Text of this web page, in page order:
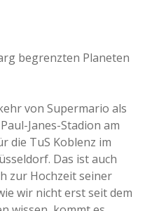
begrenzten Planeten
von Supermario als
Janes-Stadion am
die TuS Koblenz im
Das ist auch
zur Hochzeit seiner
wir nicht erst seit dem